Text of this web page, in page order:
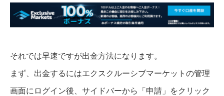
それでは早速ですが出金方法になります。
まず、出金するにはエクスクルーシブマーケットの管理
画面にログイン後、サイドバーから「申請」をクリック